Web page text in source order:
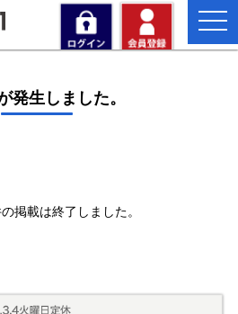
発生しました。
掲載は終了しました。